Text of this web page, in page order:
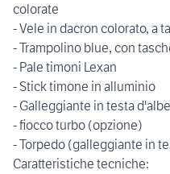
colorate
- Vele in dacron colorato, a
- Trampolino blue, con
- Pale timoni Lexan
- Stick timone in alluminio
- Galleggiante in testa
- fiocco turbo (opzione)
- Torpedo (galleggiante in
Caratteristiche tecniche: